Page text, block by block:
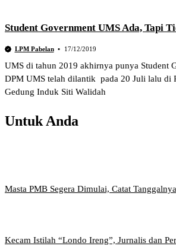
Student Government UMS Ada, Tapi
LPM Pabelan 17/12/2019
UMS di tahun 2019 akhirnya punya Student
DPM UMS telah dilantik pada 20 Juli lalu di
Gedung Induk Siti Walidah
Untuk Anda
Masta PMB Segera Dimulai, Catat Tanggalnya
Kecam Istilah “Londo Ireng”, Jurnalis dan